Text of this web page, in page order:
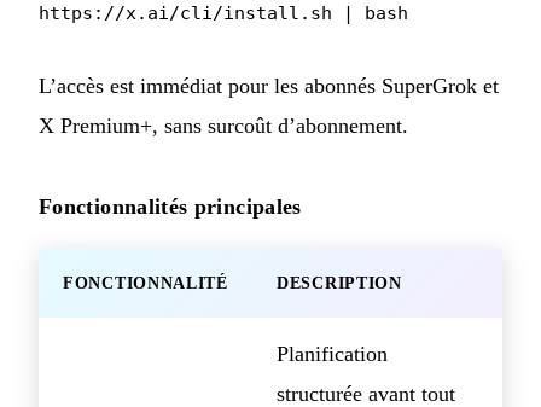
https://x.ai/cli/install.sh | bash
L’accès est immédiat pour les abonnés SuperGrok et
X Premium+, sans surcoût d’abonnement.
Fonctionnalités principales
FONCTIONNALITÉ DESCRIPTION
Planification
structurée avant tout